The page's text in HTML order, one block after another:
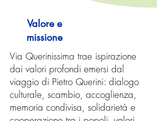
Valore e
missione
Via Querinissima trae ispirazione
dai valori profondi emersi dal
viaggio di Pietro Querini: dialogo
culturale, scambio, accoglienza,
memoria condivisa, solidarietà e